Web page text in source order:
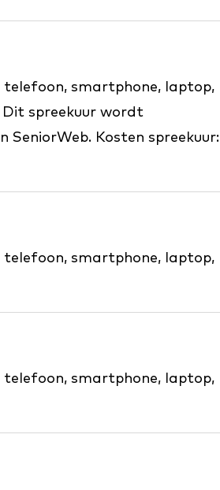
telefoon, smartphone, laptop,
Dit spreekuur wordt
SeniorWeb. Kosten spreekuur:
telefoon, smartphone, laptop,
telefoon, smartphone, laptop,